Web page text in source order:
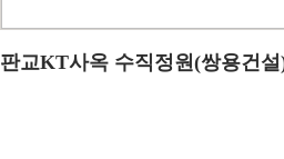
판교KT사옥 수직정원(쌍용건